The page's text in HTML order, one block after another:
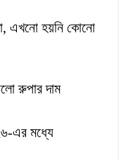
এখনো হয়নি কোনো
রুপার দাম
এর মধ্যে